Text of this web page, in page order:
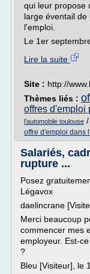
qui leur propose
large éventail
l'emploi.
Le 1er
Lire la suite
Site : http://
Thèmes liés :
offres d'emploi
l'automobile toulouse /
offre d'emploi dans
Salariés,
rupture ...
Posez
Légavox
daelincrane
Merci beaucoup
commencer mes
employeur. Est-
?
Bleu [Visiteur], le